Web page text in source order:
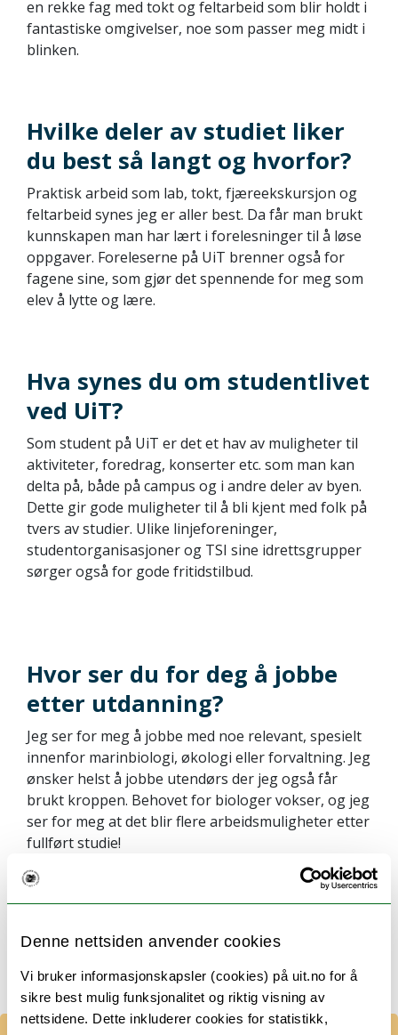
Denne nettsiden anvender cookies
Vi bruker informasjonskapsler (cookies) på uit.no for å
sikre best mulig funksjonalitet og riktig visning av
nettsidene. Dette inkluderer cookies for statistikk,
en rekke fag med tokt og feltarbeid som blir holdt i
fantastiske omgivelser, noe som passer meg midt i
blinken.
Hvilke deler av studiet liker
du best så langt og hvorfor?
Praktisk arbeid som lab, tokt, fjæreekskursjon og
feltarbeid synes jeg er aller best. Da får man brukt
kunnskapen man har lært i forelesninger til å løse
oppgaver. Foreleserne på UiT brenner også for
fagene sine, som gjør det spennende for meg som
elev å lytte og lære.
Hva synes du om studentlivet
ved UiT?
Som student på UiT er det et hav av muligheter til
aktiviteter, foredrag, konserter etc. som man kan
delta på, både på campus og i andre deler av byen.
Dette gir gode muligheter til å bli kjent med folk på
tvers av studier. Ulike linjeforeninger,
studentorganisasjoner og TSI sine idrettsgrupper
sørger også for gode fritidstilbud.
Hvor ser du for deg å jobbe
etter utdanning?
Jeg ser for meg å jobbe med noe relevant, spesielt
innenfor marinbiologi, økologi eller forvaltning. Jeg
ønsker helst å jobbe utendørs der jeg også får
brukt kroppen. Behovet for biologer vokser, og jeg
ser for meg at det blir flere arbeidsmuligheter etter
fullført studie!
Opprettet: 11.03.2026 Endret: 11.03.2026
Tilbake til studieprogrammet